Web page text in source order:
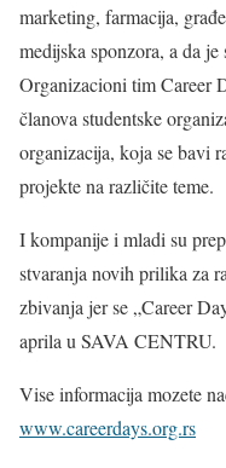
marketing, farmacija,
medijska sponzora, a da
Organizacioni tim Career
članova studentske
organizacija, koja se bavi
projekte na različite teme.
I kompanije i mladi su
stvaranja novih prilika za
zbivanja jer se „Career
aprila u SAVA CENTRU.
Vise informacija mozete
www.careerdays.org.rs